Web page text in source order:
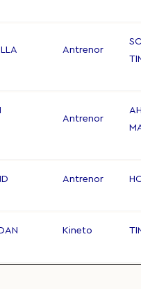
Antrenor
Antrenor
Antrenor
Kineto